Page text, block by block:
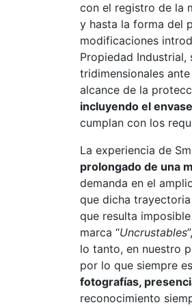
con el registro de la
y hasta la forma del
modificaciones
Propiedad
tridimensionales
alcance de la
incluyendo el
cumplan con los
La experiencia de
prolongado de una
demanda en el
que dicha
que resulta
marca “Uncrustables
lo tanto, en nuestro
por lo que siempre
fotografías,
reconocimiento